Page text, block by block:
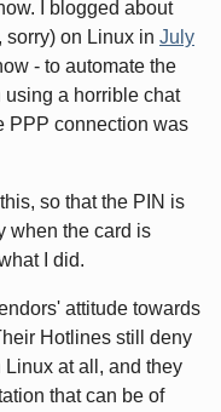
I blogged about
sorry) on Linux in July
- to automate the
a horrible chat
PPP connection was
so that the PIN is
when the card is
I did.
attitude towards
Hotlines still deny
at all, and they
that can be of